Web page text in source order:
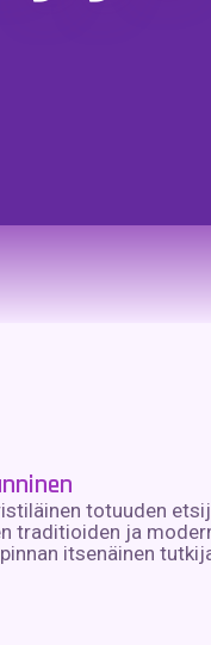
totuuden
traditioiden ja
itsenäinen